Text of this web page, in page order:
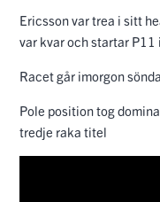
Ericsson var trea i sitt
var kvar och startar P11
Racet går imorgon
Pole position tog
tredje raka titel